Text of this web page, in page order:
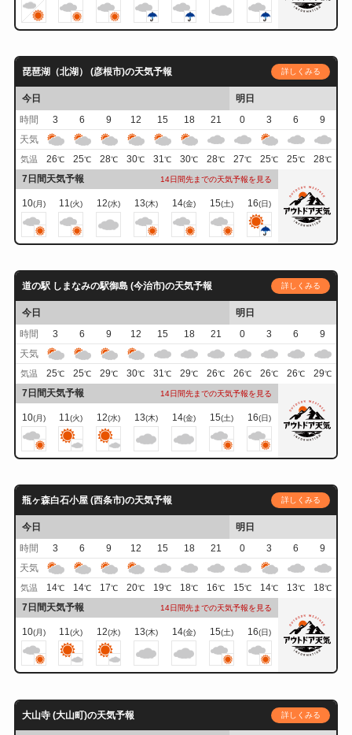
琵琶湖（北湖） (彦根市)の天気予報 詳しくみる
今日
明日
時間
3 6 9 12 15 18 21 0 3 6
9
天気
気温 26℃ 25℃ 28℃ 30℃ 31℃ 30℃ 28℃ 27℃ 25℃ 25℃ 28℃
7日間天気予報 14日間先までの天気予報を見る
10(月) 11(火) 12(水) 13(木) 14(金) 15(土) 16(日)
道の駅 しまなみの駅御島 (今治市)の天気予報 詳しくみる
今日
明日
時間
3 6 9 12 15 18 21 0 3 6
9
天気
気温 25℃ 25℃ 29℃ 30℃ 31℃ 29℃ 26℃ 26℃ 26℃ 26℃ 29℃
7日間天気予報 14日間先までの天気予報を見る
10(月) 11(火) 12(水) 13(木) 14(金) 15(土) 16(日)
瓶ヶ森白石小屋 (西条市)の天気予報 詳しくみる
今日
明日
時間
3 6 9 12 15 18 21 0 3 6
9
天気
気温 14℃ 14℃ 17℃ 20℃ 19℃ 18℃ 16℃ 15℃ 14℃ 13℃ 18℃
7日間天気予報 14日間先までの天気予報を見る
10(月) 11(火) 12(水) 13(木) 14(金) 15(土) 16(日)
大山寺 (大山町)の天気予報 詳しくみる